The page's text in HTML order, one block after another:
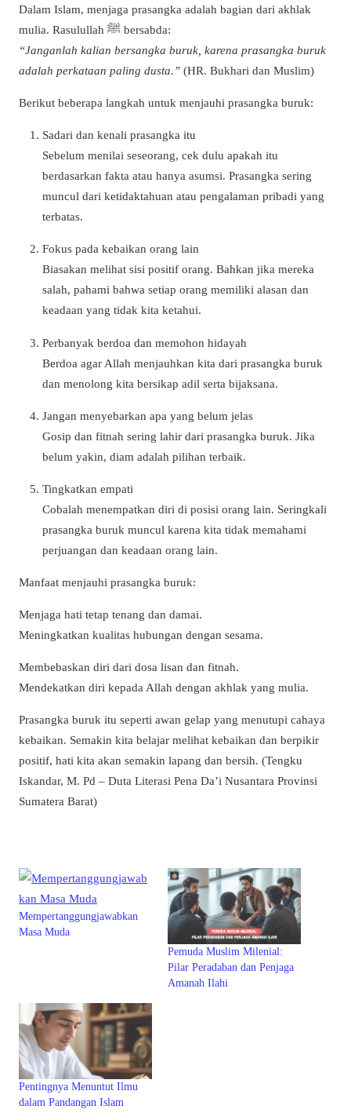
Dalam Islam, menjaga prasangka adalah bagian dari akhlak
mulia. Rasulullah ﷺ bersabda:
“Janganlah kalian bersangka buruk, karena prasangka buruk
adalah perkataan paling dusta.” (HR. Bukhari dan Muslim)
Berikut beberapa langkah untuk menjauhi prasangka buruk:
Sadari dan kenali prasangka itu
Sebelum menilai seseorang, cek dulu apakah itu
berdasarkan fakta atau hanya asumsi. Prasangka sering
muncul dari ketidaktahuan atau pengalaman pribadi yang
terbatas.
Fokus pada kebaikan orang lain
Biasakan melihat sisi positif orang. Bahkan jika mereka
salah, pahami bahwa setiap orang memiliki alasan dan
keadaan yang tidak kita ketahui.
Perbanyak berdoa dan memohon hidayah
Berdoa agar Allah menjauhkan kita dari prasangka buruk
dan menolong kita bersikap adil serta bijaksana.
Jangan menyebarkan apa yang belum jelas
Gosip dan fitnah sering lahir dari prasangka buruk. Jika
belum yakin, diam adalah pilihan terbaik.
Tingkatkan empati
Cobalah menempatkan diri di posisi orang lain. Seringkali
prasangka buruk muncul karena kita tidak memahami
perjuangan dan keadaan orang lain.
Manfaat menjauhi prasangka buruk:
Menjaga hati tetap tenang dan damai.
Meningkatkan kualitas hubungan dengan sesama.
Membebaskan diri dari dosa lisan dan fitnah.
Mendekatkan diri kepada Allah dengan akhlak yang mulia.
Prasangka buruk itu seperti awan gelap yang menutupi cahaya
kebaikan. Semakin kita belajar melihat kebaikan dan berpikir
positif, hati kita akan semakin lapang dan bersih. (Tengku
Iskandar, M. Pd – Duta Literasi Pena Da’i Nusantara Provinsi
Sumatera Barat)
Mempertanggungjawabkan
Masa Muda
Pemuda Muslim Milenial:
Pilar Peradaban dan Penjaga
Amanah Ilahi
Pentingnya Menuntut Ilmu
dalam Pandangan Islam